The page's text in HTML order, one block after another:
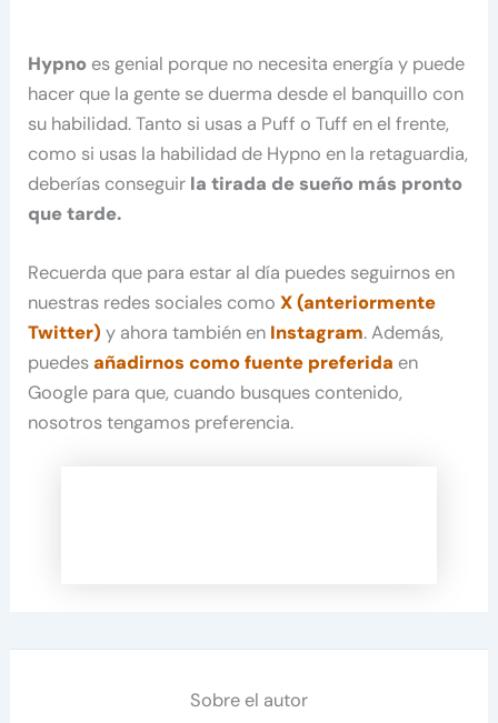
Hypno es genial porque no necesita energía y puede
hacer que la gente se duerma desde el banquillo con
su habilidad. Tanto si usas a Puff o Tuff en el frente,
como si usas la habilidad de Hypno en la retaguardia,
deberías conseguir la tirada de sueño más pronto
que tarde.
Recuerda que para estar al día puedes seguirnos en
nuestras redes sociales comoX (anteriormente
Twitter) y ahora también en Instagram. Además,
puedesañadirnos como fuente preferida en
Google para que, cuando busques contenido,
nosotros tengamos preferencia.
Sobre el autor